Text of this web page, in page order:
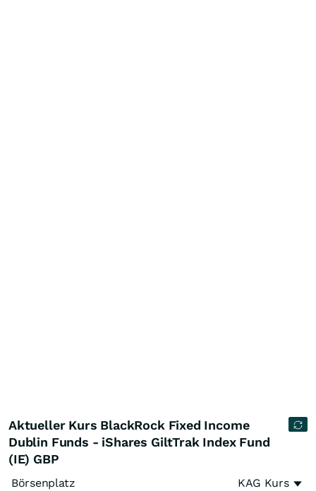
Aktueller Kurs BlackRock Fixed Income
Dublin Funds - iShares GiltTrak Index Fund
(IE) GBP
Börsenplatz KAG Kurs